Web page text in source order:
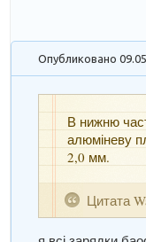
Опубликовано
Цитата
В нижню
алюміневу
2,0 мм.